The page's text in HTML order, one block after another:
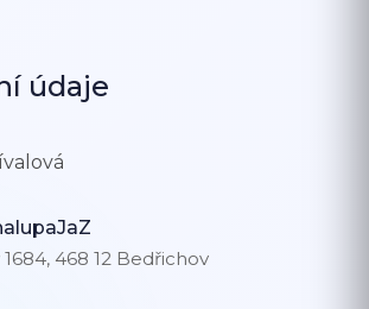
údaje
468 12 Bedřichov